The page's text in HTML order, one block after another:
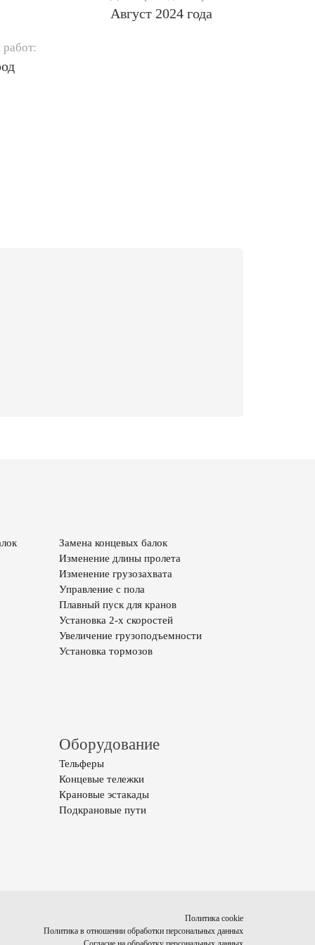
Август 2024 года
Замена концевых балок
Изменение длины пролета
Изменение грузозахвата
Управление с пола
Плавный пуск для кранов
Установка 2-х скоростей
Увеличение грузоподъемности
Установка тормозов
Оборудование
Тельферы
Концевые тележки
Крановые эстакады
Подкрановые пути
Политика cookie
Политика в отношении обработки персональных данных